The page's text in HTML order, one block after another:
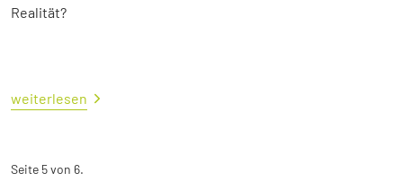
Realität?
weiterlesen
Seite 5 von 6.